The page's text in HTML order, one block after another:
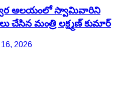
ఆలయంలో స్వామివారిని
చేసిన మంత్రి లక్ష్మణ్ కుమార్
2026